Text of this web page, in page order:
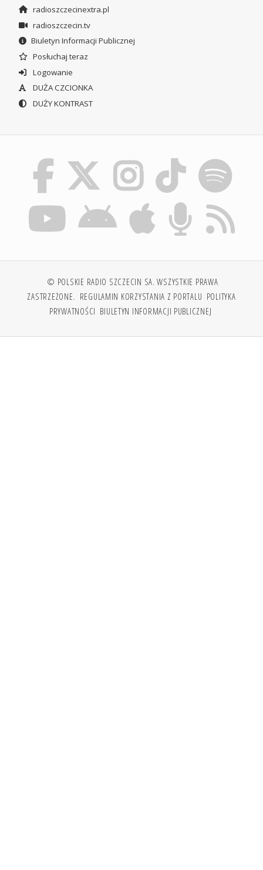
radioszczecinextra.pl
radioszczecin.tv
Biuletyn Informacji Publicznej
Posłuchaj teraz
Logowanie
DUŻA CZCIONKA
DUŻY KONTRAST
© POLSKIE RADIO SZCZECIN SA. WSZYSTKIE PRAWA
ZASTRZEŻONE. REGULAMIN KORZYSTANIA Z PORTALU POLITYKA
PRYWATNOŚCI BIULETYN INFORMACJI PUBLICZNEJ